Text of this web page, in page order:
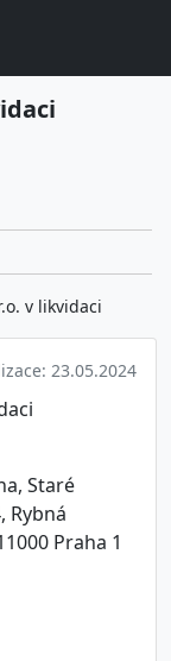
v likvidaci
23.05.2024
Staré
Rybná
Praha 1